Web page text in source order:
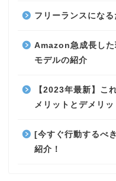
フリーランスにな
Amazon急成長した
モデルの紹介
【2023年最新】こ
メリットとデメリッ
[今すぐ行動するべ
紹介！